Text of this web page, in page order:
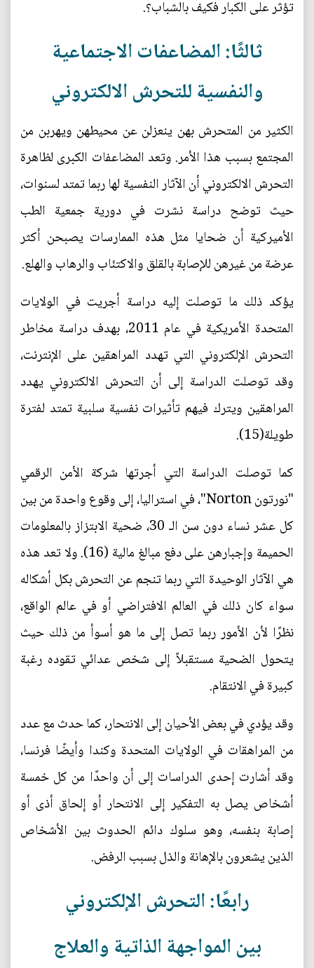
تؤثر على الكبار فكيف بالشباب؟.
ثالثًا: المضاعفات الاجتماعية
والنفسية للتحرش الالكتروني
الكثير من المتحرش بهن ينعزلن عن محيطهن ويهربن من
المجتمع بسبب هذا الأمر. وتعد المضاعفات الكبرى لظاهرة
التحرش الالكتروني أن الآثار النفسية لها ربما تمتد لسنوات،
حيث توضح دراسة نشرت في دورية جمعية الطب
الأميركية أن ضحايا مثل هذه الممارسات يصبحن أكثر
عرضة من غيرهن للإصابة بالقلق والاكتئاب والرهاب والهلع.
يؤكد ذلك ما توصلت إليه دراسة أجريت في الولايات
المتحدة الأمريكية في عام 2011، بهدف دراسة مخاطر
التحرش الإلكتروني التي تهدد المراهقين على الإنترنت،
وقد توصلت الدراسة إلى أن التحرش الالكتروني يهدد
المراهقين ويترك فيهم تأثيرات نفسية سلبية تمتد لفترة
طويلة(15).
كما توصلت الدراسة التي أجرتها شركة الأمن الرقمي
"نورتون Norton"، في استراليا، إلى وقوع واحدة من بين
كل عشر نساء دون سن الـ 30، ضحية الابتزاز بالمعلومات
الحميمة وإجبارهن على دفع مبالغ مالية (16). ولا تعد هذه
هي الآثار الوحيدة التي ربما تنجم عن التحرش بكل أشكاله
سواء كان ذلك في العالم الافتراضي أو في عالم الواقع،
نظرًا لأن الأمور ربما تصل إلى ما هو أسوأ من ذلك حيث
يتحول الضحية مستقبلاً إلى شخص عدائي تقوده رغبة
كبيرة في الانتقام.
وقد يؤدي في بعض الأحيان إلى الانتحار، كما حدث مع عدد
من المراهقات في الولايات المتحدة وكندا وأيضًا فرنسا،
وقد أشارت إحدى الدراسات إلى أن واحدًا من كل خمسة
أشخاص يصل به التفكير إلى الانتحار أو إلحاق أذى أو
إصابة بنفسه، وهو سلوك دائم الحدوث بين الأشخاص
الذين يشعرون بالإهانة والذل بسبب الرفض.
رابعًا: التحرش الإلكتروني
بين المواجهة الذاتية والعلاج